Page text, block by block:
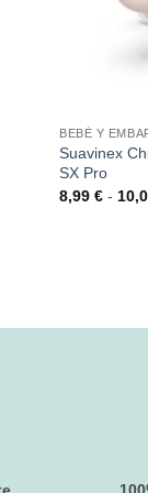
BEBÉ Y
Suavinex
SX Pro
8,99€ -